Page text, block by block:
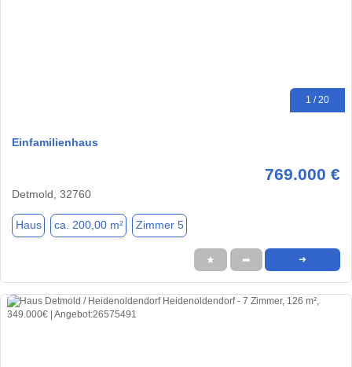
1 / 20
Einfamilienhaus
769.000 €
Detmold, 32760
Haus ca. 200,00 m² Zimmer 5
★ ➦ ➜